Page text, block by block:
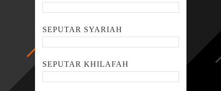
SEPUTAR SYARIAH
SEPUTAR KHILAFAH